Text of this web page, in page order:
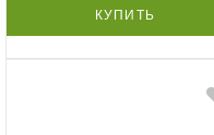
КУПИТЬ